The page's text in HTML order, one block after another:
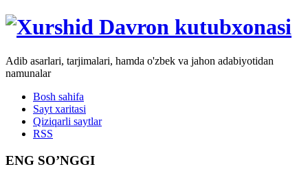
Adib asarlari, tarjimalari, hamda o'zbek va jahon adabiyotidan
namunalar
Bosh sahifa
Sayt xaritasi
Qiziqarli saytlar
RSS
ENG SO’NGGI